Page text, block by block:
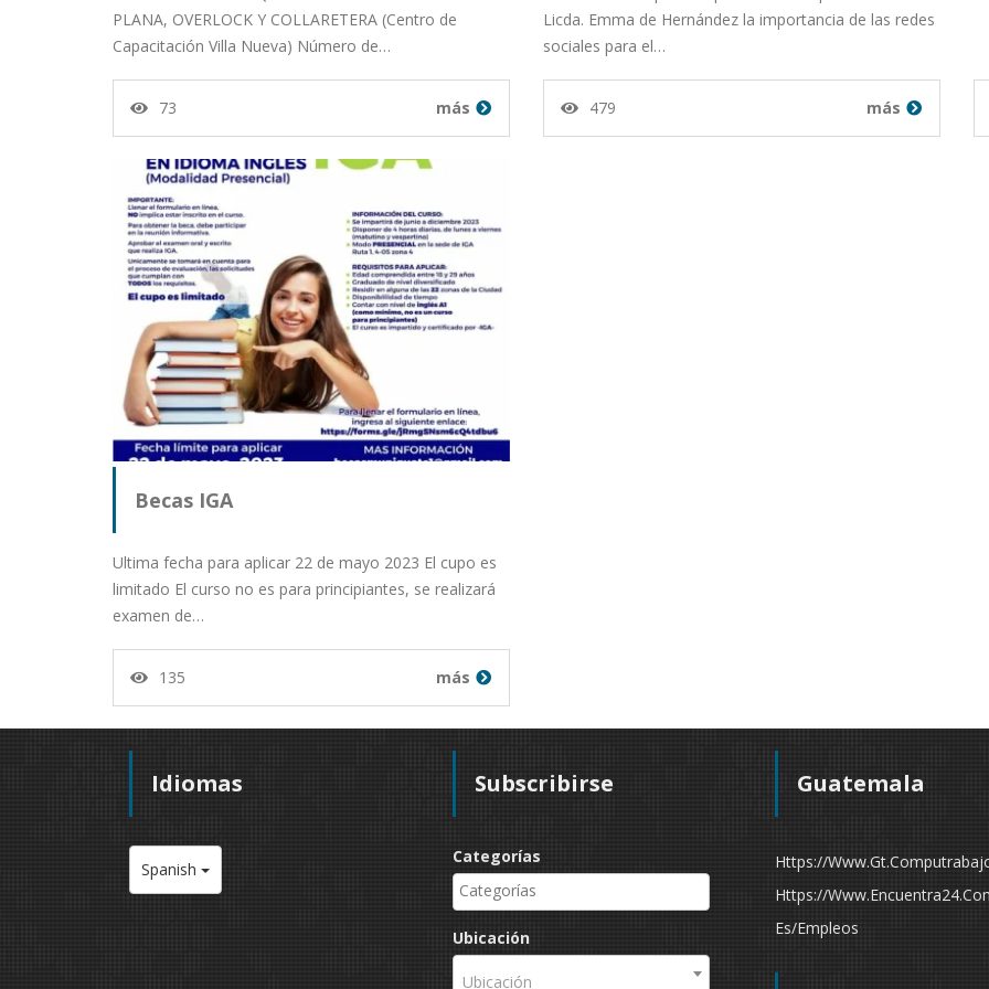
PLANA, OVERLOCK Y COLLARETERA (Centro de
Capacitación Villa Nueva) Número de…
73 más
Licda. Emma de Hernández la importancia de las redes
sociales para el…
479 más
Becas IGA
Ultima fecha para aplicar 22 de mayo 2023 El cupo es
limitado El curso no es para principiantes, se realizará
examen de…
135 más
Idiomas
Spanish
Subscribirse
Categorías
Ubicación
Ubicación
Guatemala
Https://
Https://
Es/empleos